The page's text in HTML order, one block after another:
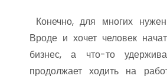
Конечно, для многих
Вроде и хочет человек
бизнес, а что-то
продолжает ходить на